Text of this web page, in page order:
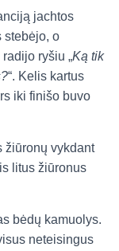
jachtos
stebėjo, o
ryšiu „Ką tik
“. Kelis kartus
iki finišo buvo
žiūronų vykdant
litus žiūronus
bėdų kamuolys.
neteisingus